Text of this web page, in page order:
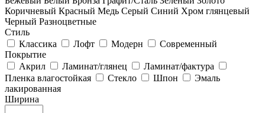
Коричневый Красный Медь Серый Синий Хром глянцевый
Черный Разноцветные
Стиль
Классика
Лофт Модерн
Современный
Покрытие
Акрил
Ламинат/глянец
Ламинат/фактура
Пленка влагостойкая
Стекло Шпон
Эмаль
лакированная
Ширина